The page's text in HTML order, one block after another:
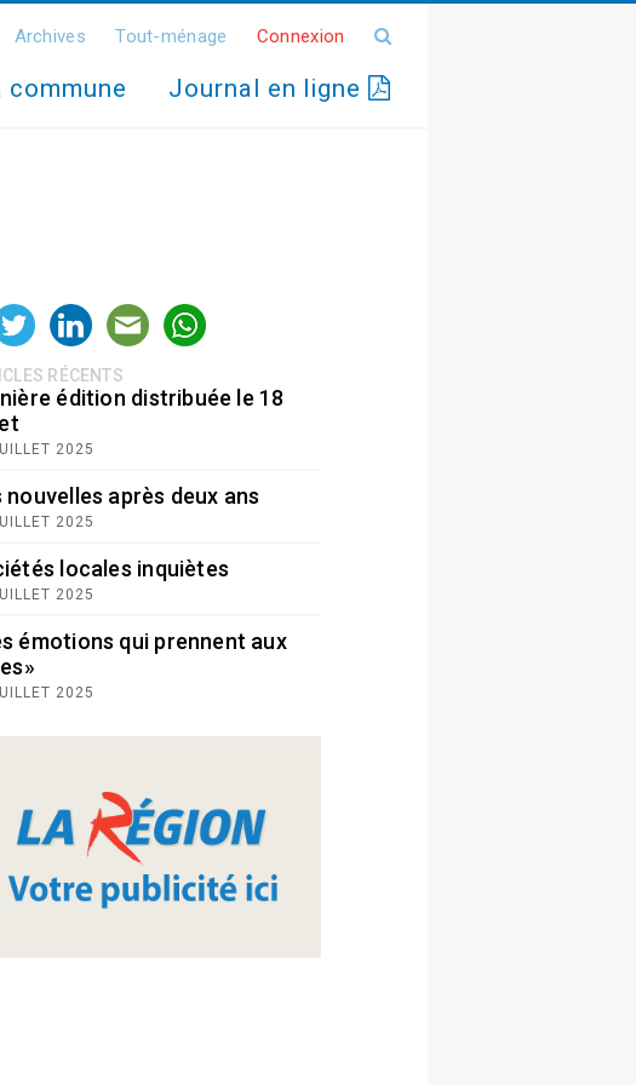
Archives Tout-ménage Connexion
commune Journal en ligne
RÉCENTS
édition distribuée le 18
2025
nouvelles après deux ans
2025
locales inquiètes
2025
émotions qui prennent aux
2025